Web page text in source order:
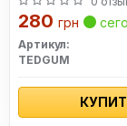
280 грн
Артикул:
TEDGUM